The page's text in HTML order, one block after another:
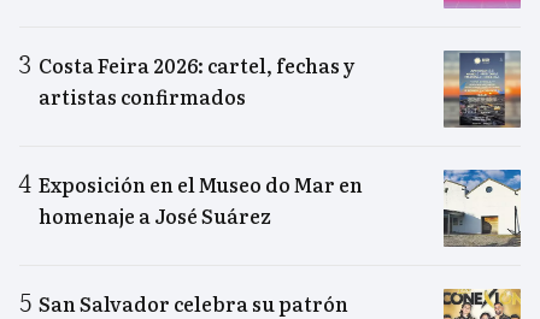
Costa Feira 2026: cartel, fechas y
artistas confirmados
Exposición en el Museo do Mar en
homenaje a José Suárez
San Salvador celebra su patrón